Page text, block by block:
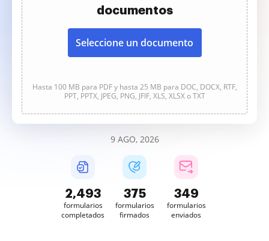
documentos
Seleccione un documento
Hasta 100 MB para PDF y hasta 25 MB para DOC, DOCX, RTF,
PPT, PPTX, JPEG, PNG, JFIF, XLS, XLSX o TXT
9 AGO, 2026
2,493
formularios
completados
375
formularios
firmados
349
formularios
enviados